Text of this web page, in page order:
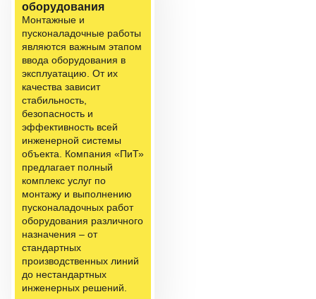
оборудования
Монтажные и
пусконаладочные работы
являются важным этапом
ввода оборудования в
эксплуатацию. От их
качества зависит
стабильность,
безопасность и
эффективность всей
инженерной системы
объекта. Компания «ПиТ»
предлагает полный
комплекс услуг по
монтажу и выполнению
пусконаладочных работ
оборудования различного
назначения – от
стандартных
производственных линий
до нестандартных
инженерных решений.